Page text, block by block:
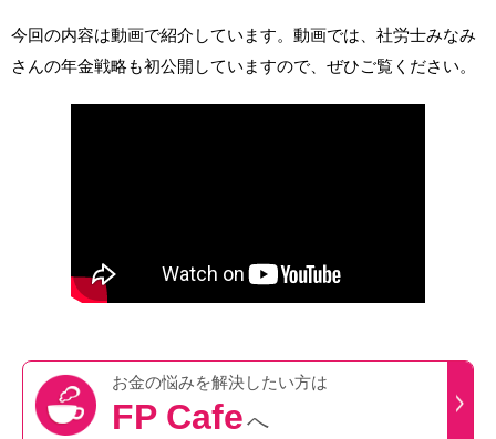
今回の内容は動画で紹介しています。動画では、社労士みなみ
さんの年金戦略も初公開していますので、ぜひご覧ください。
お金の悩みを解決したい方は
FP Cafeへ